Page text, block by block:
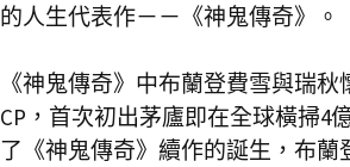
的人生代表作－－《神鬼傳奇》。
《神鬼傳奇》中布蘭登費雪與瑞
CP，首次初出茅廬即在全球橫掃4
了《神鬼傳奇》續作的誕生，布蘭